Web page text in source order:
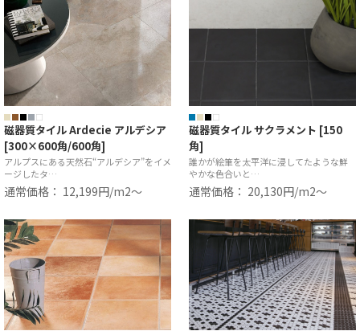
磁器質タイル Ardecie アルデシア
[300×600角/600角]
アルプスにある天然石“アルデシア”をイメ
ージしたタ…
通常価格： 12,199円/m2〜
磁器質タイル サクラメント [150
角]
誰かが絵筆を太平洋に浸してたような鮮
やかな色合いと…
通常価格： 20,130円/m2〜